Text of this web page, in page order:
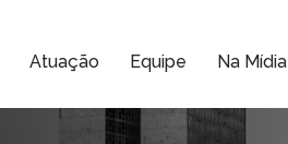
Atuação Equipe Na Mídia